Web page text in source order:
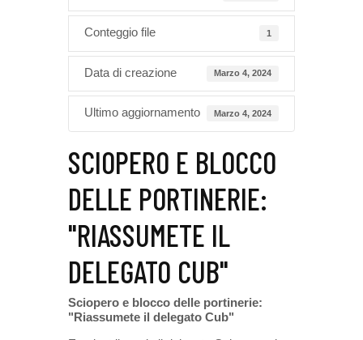
INTERNAZIONALE
RASSEGNA STAMPA
Conteggio file 1
Data di creazione Marzo 4, 2024
Ultimo aggiornamento Marzo 4, 2024
SCIOPERO E BLOCCO
DELLE PORTINERIE:
"RIASSUMETE IL
DELEGATO CUB"
Sciopero e blocco delle portinerie:
"Riassumete il delegato Cub"